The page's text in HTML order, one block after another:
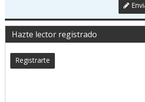
Hazte lector registrado
Registrarte